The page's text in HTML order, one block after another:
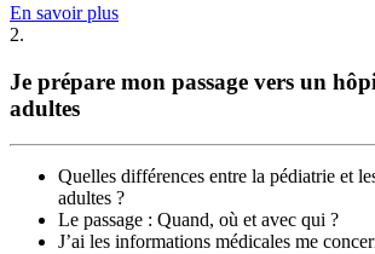
En savoir plus
2.
Je prépare mon passage vers un
adultes
Quelles différences entre la pédiatrie et
adultes ?
Le passage : Quand, où et avec qui ?
J’ai les informations médicales me